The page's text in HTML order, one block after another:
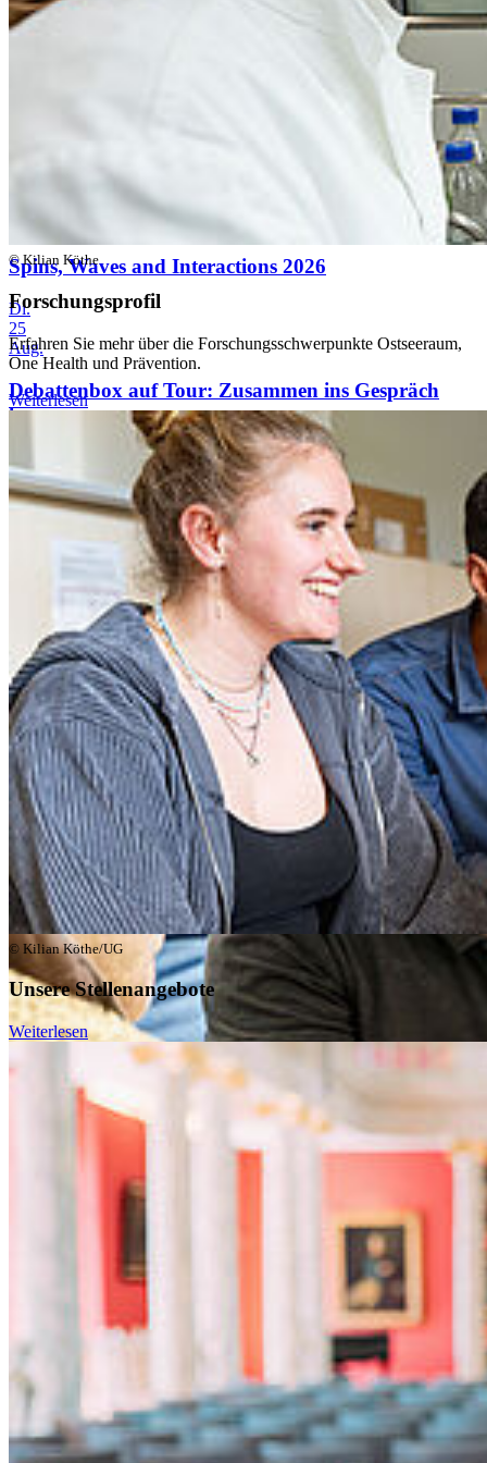
© Kilian Köthe
Forschungsprofil
Erfahren Sie mehr über die Forschungsschwerpunkte Ostseeraum,
One Health und Prävention.
Weiterlesen
© Kilian Köthe/UG
Unsere Stellenangebote
Weiterlesen
Sa.
Debattenbox auf Tour: Zusammen ins Gespräch
kommen
Aug.
Spins, Waves and Interactions 2026
Di.
25
Aug.
Debattenbox auf Tour: Zusammen ins Gespräch
kommen
Alle Veranstaltungen
Euer Studienstart in Greifswald – wir
heißen euch willkommen!